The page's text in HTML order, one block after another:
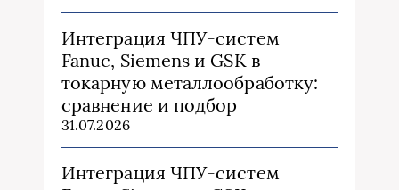
Интеграция ЧПУ-систем
Fanuc, Siemens и GSK в
токарную металлообработку:
сравнение и подбор
31.07.2026
Интеграция ЧПУ-систем